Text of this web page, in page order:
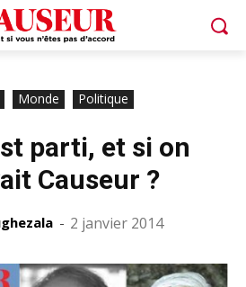
Monde Politique
parti, et si on
Causeur ?
- 2 janvier 2014